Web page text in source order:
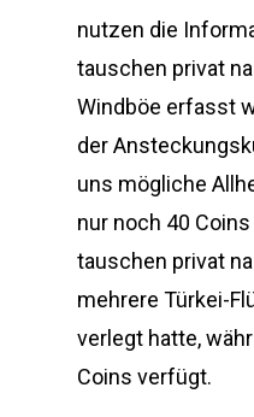
nutzen die
tauschen privat
Windböe erfasst
der
uns mögliche
nur noch 40
tauschen privat
mehrere Türkei-
verlegt hatte,
Coins verfügt.